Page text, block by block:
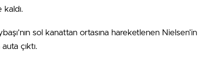
sol kanattan ortasına hareketlenen Nielsen’in
çıktı.